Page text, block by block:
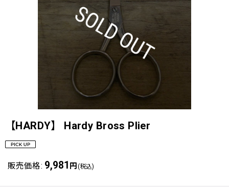
【HARDY】 Hardy Bross Plier
販売価格: 9,981 円 (税込)